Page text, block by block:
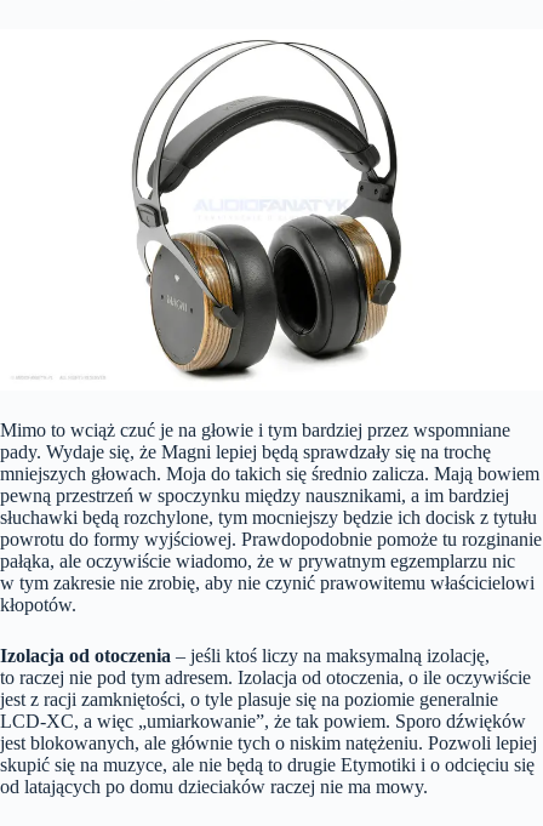
Mimo to wciąż czuć je na głowie i tym bardziej przez wspomniane
pady. Wydaje się, że Magni lepiej będą sprawdzały się na trochę
mniejszych głowach. Moja do takich się średnio zalicza. Mają bowiem
pewną przestrzeń w spoczynku między nausznikami, a im bardziej
słuchawki będą rozchylone, tym mocniejszy będzie ich docisk z tytułu
powrotu do formy wyjściowej. Prawdopodobnie pomoże tu rozginanie
pałąka, ale oczywiście wiadomo, że w prywatnym egzemplarzu nic
w tym zakresie nie zrobię, aby nie czynić prawowitemu właścicielowi
kłopotów.
Izolacja od otoczenia – jeśli ktoś liczy na maksymalną izolację,
to raczej nie pod tym adresem. Izolacja od otoczenia, o ile oczywiście
jest z racji zamkniętości, o tyle plasuje się na poziomie generalnie
LCD-XC, a więc „umiarkowanie”, że tak powiem. Sporo dźwięków
jest blokowanych, ale głównie tych o niskim natężeniu. Pozwoli lepiej
skupić się na muzyce, ale nie będą to drugie Etymotiki i o odcięciu się
od latających po domu dzieciaków raczej nie ma mowy.